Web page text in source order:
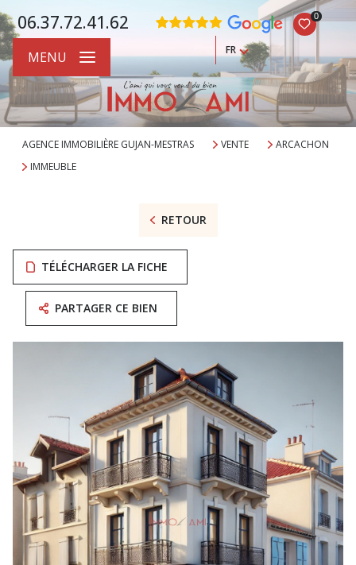
06.37.72.41.62 0
FR
MENU
AGENCE IMMOBILIÈRE GUJAN-MESTRAS VENTE
ARCACHON
IMMEUBLE
RETOUR
TÉLÉCHARGER LA FICHE
PARTAGER CE BIEN